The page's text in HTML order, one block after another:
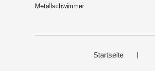
Metallschwimmer
Startseite